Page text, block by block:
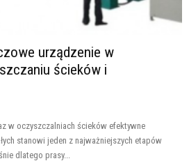
urządzenie w
ścieków i
w oczyszczalniach ścieków efektywne
stanowi jeden z najważniejszych etapów
dlatego prasy...